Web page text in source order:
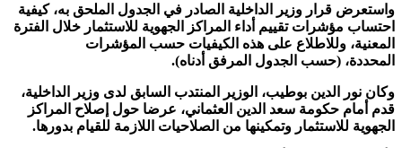
واستعرض قرار وزير الداخلية الصادر في الجدول الملحق به، كيفية
احتساب مؤشرات تقييم أداء المراكز الجهوية للاستثمار خلال الفترة
المعنية، وللاطلاع على هذه الكيفيات حسب المؤشرات
المحددة، (حسب الجدول المرفق أدناه).
وكان نور الدين بوطيب، الوزير المنتدب السابق لدى وزير الداخلية،
قدم أمام حكومة سعد الدين العثماني، عرضا حول إصلاح المراكز
الجهوية للاستثمار وتمكينها من الصلاحيات اللازمة للقيام بدورها.